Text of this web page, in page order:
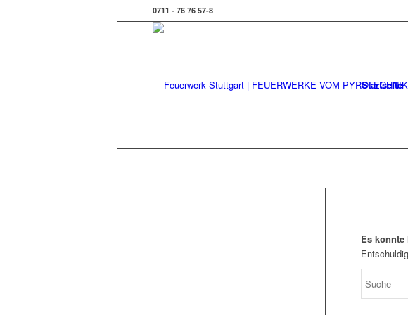
0711 - 76 76 57-8
Startseite
Es